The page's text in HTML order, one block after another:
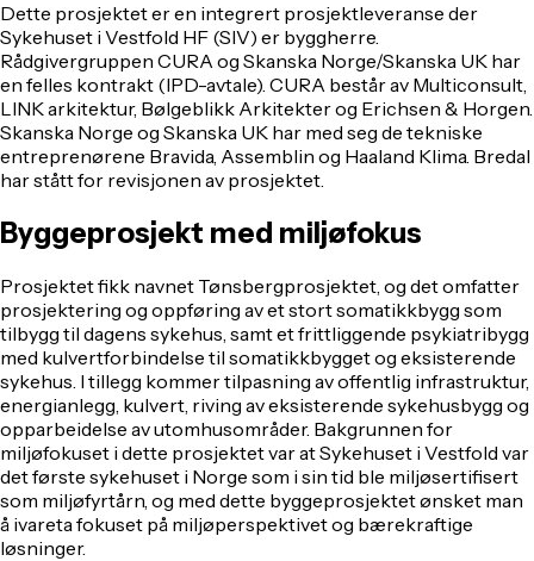
Dette prosjektet er en integrert prosjektleveranse der
Sykehuset i Vestfold HF (SIV) er byggherre.
Rådgivergruppen CURA og Skanska Norge/Skanska UK har
en felles kontrakt (IPD-avtale). CURA består av Multiconsult,
LINK arkitektur, Bølgeblikk Arkitekter og Erichsen & Horgen.
Skanska Norge og Skanska UK har med seg de tekniske
entreprenørene Bravida, Assemblin og Haaland Klima. Bredal
har stått for revisjonen av prosjektet.
Byggeprosjekt med miljøfokus
Prosjektet fikk navnet Tønsbergprosjektet, og det omfatter
prosjektering og oppføring av et stort somatikkbygg som
tilbygg til dagens sykehus, samt et frittliggende psykiatribygg
med kulvertforbindelse til somatikkbygget og eksisterende
sykehus. I tillegg kommer tilpasning av offentlig infrastruktur,
energianlegg, kulvert, riving av eksisterende sykehusbygg og
opparbeidelse av utomhusområder. Bakgrunnen for
miljøfokuset i dette prosjektet var at Sykehuset i Vestfold var
det første sykehuset i Norge som i sin tid ble miljøsertifisert
som miljøfyrtårn, og med dette byggeprosjektet ønsket man
å ivareta fokuset på miljøperspektivet og bærekraftige
løsninger.